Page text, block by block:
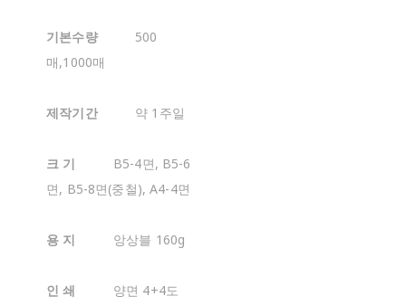
기본수량
500
매,1000매
제작기간 약 1주일
크 기
B5-4면, B5-6
면, B5-8면(중철), A4-4면
용 지 앙상블 160g
인 쇄 양면 4+4도